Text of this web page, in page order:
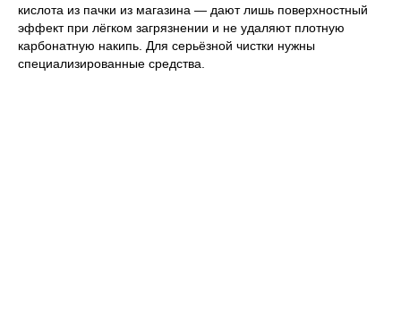
кислота из пачки из магазина — дают лишь поверхностный
эффект при лёгком загрязнении и не удаляют плотную
карбонатную накипь. Для серьёзной чистки нужны
специализированные средства.